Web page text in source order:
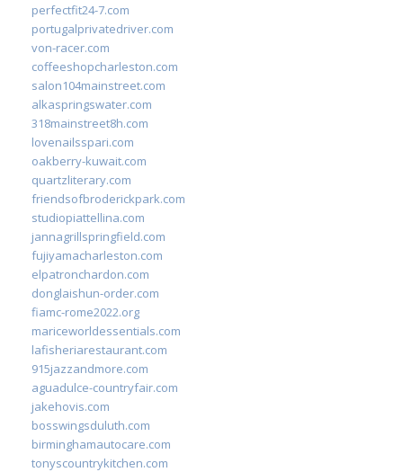
perfectfit24-7.com
portugalprivatedriver.com
von-racer.com
coffeeshopcharleston.com
salon104mainstreet.com
alkaspringswater.com
318mainstreet8h.com
lovenailsspari.com
oakberry-kuwait.com
quartzliterary.com
friendsofbroderickpark.com
studiopiattellina.com
jannagrillspringfield.com
fujiyamacharleston.com
elpatronchardon.com
donglaishun-order.com
fiamc-rome2022.org
mariceworldessentials.com
lafisheriarestaurant.com
915jazzandmore.com
aguadulce-countryfair.com
jakehovis.com
bosswingsduluth.com
birminghamautocare.com
tonyscountrykitchen.com